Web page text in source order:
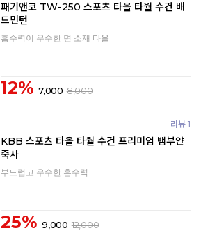
패기앤코 TW-250 스포츠 타올 타월 수건 배
드민턴
흡수력이 우수한 면 소재 타올
12% 7,000 8,000
리뷰 1
KBB 스포츠 타올 타월 수건 프리미엄 뱀부얀
죽사
부드럽고 우수한 흡수력
25% 9,000 12,000